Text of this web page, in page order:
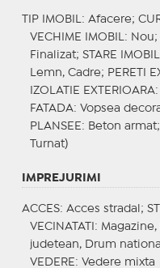
TIP IMOBIL : Afacere;
VECHIME IMOBIL : Nou;
Finalizat; STARE IMOBIL
Lemn, Cadre; PERETI
IZOLATIE EXTERIOARA
FATADA: Vopsea
PLANSEE : Beton armat;
Turnat)
IMPREJURIMI
ACCES: Acces stradal;
VECINATATI :
judetean, Drum
VEDERE : Vedere mixta